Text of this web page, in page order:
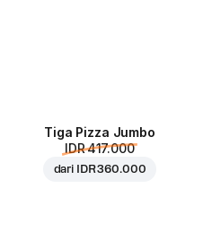
Tiga Pizza Jumbo
IDR 417.000
dari IDR 360.000